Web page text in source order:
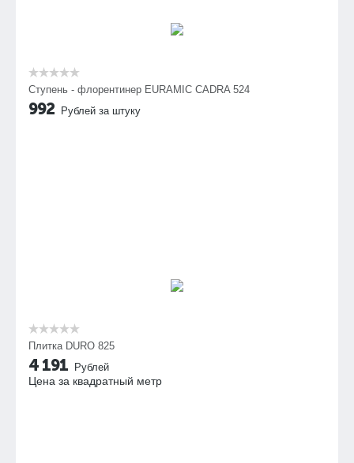
Ступень - флорентинер EURAMIC CADRA 524
992 Рублей за штуку
Плитка DURO 825
4 191 Рублей
Цена за квадратный метр